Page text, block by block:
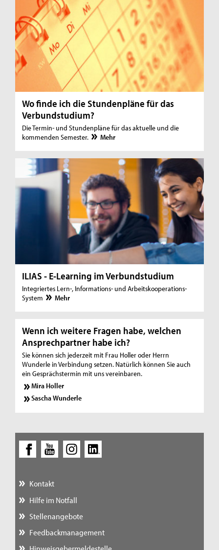
Wo finde ich die Stundenpläne für das
Verbundstudium?
Die Termin- und Stundenpläne für das aktuelle und die
kommenden Semester.
Mehr
ILIAS - E-Learning im Verbundstudium
Integriertes Lern-, Informations- und Arbeitskooperations-
System
Mehr
Wenn ich weitere Fragen habe, welchen
Ansprechpartner habe ich?
Sie können sich jederzeit mit Frau Holler oder Herrn
Wunderle in Verbindung setzen. Natürlich können Sie auch
ein Gesprächstermin mit uns vereinbaren.
Mira Holler
Sascha Wunderle
Kontakt
Hilfe im Notfall
Stellenangebote
Feedbackmanagement